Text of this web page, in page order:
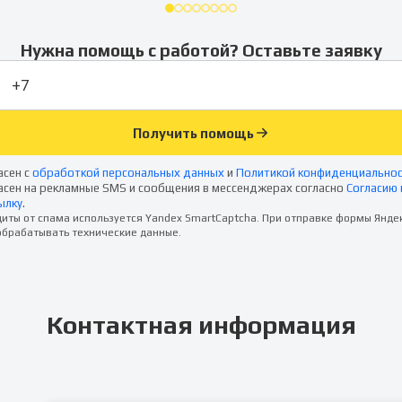
Нужна помощь с работой? Оставьте заявку
Получить помощь
с обработкой персональных данных и Политикой
на рекламные SMS и сообщения в мессенджерах согласно Согласию
.
от спама используется Yandex SmartCaptcha. При отправке формы
технические данные.
Контактная информация